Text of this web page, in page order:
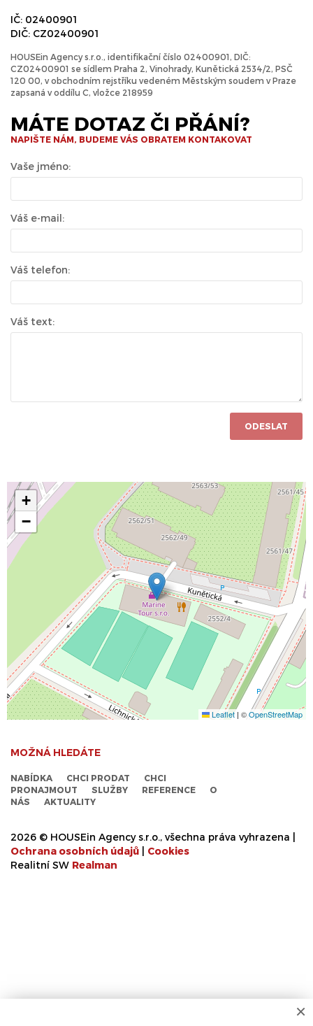
IČ: 02400901
DIČ: CZ02400901
HOUSEin Agency s.r.o., identifikační číslo 02400901, DIČ:
CZ02400901 se sídlem Praha 2, Vinohrady, Kunětická 2534/2, PSČ
120 00, v obchodním rejstříku vedeném Městským soudem v Praze
zapsaná v oddílu C, vložce 218959
MÁTE DOTAZ ČI PŘÁNÍ?
NAPIŠTE NÁM, BUDEME VÁS OBRATEM KONTAKOVAT
Vaše jméno:
Váš e-mail:
Váš telefon:
Váš text:
ODESLAT
+
−
Leaflet | ©OpenStreetMap
MOŽNÁ HLEDÁTE
NABÍDKA CHCI PRODAT
CHCI
PRONAJMOUT
SLUŽBY REFERENCE
O
NÁS
AKTUALITY
2026 © HOUSEin Agency s.r.o., všechna práva vyhrazena |
Ochrana osobních údajů
Cookies
Realitní SW Realman
×